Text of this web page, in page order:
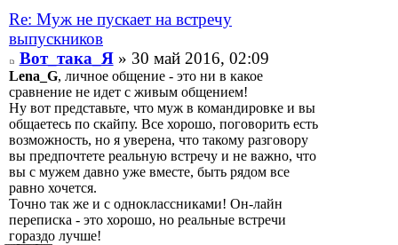
Re: Муж не пускает на встречу
выпускников
Вот_така_Я» 30 май 2016, 02:09
Lena_G, личное общение - это ни в какое
сравнение не идет с живым общением!
Ну вот представьте, что муж в командировке и вы
общаетесь по скайпу. Все хорошо, поговорить есть
возможность, но я уверена, что такому разговору
вы предпочтете реальную встречу и не важно, что
вы с мужем давно уже вместе, быть рядом все
равно хочется.
Точно так же и с одноклассниками! Он-лайн
переписка - это хорошо, но реальные встречи
гораздо лучше!